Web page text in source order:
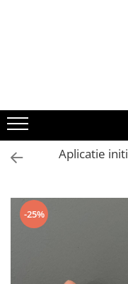
Toppere nunta
Toppere diverse
Toppere absolvire
Suite toppere tematice
Evantaie/frunze
Aplicatie
-25%